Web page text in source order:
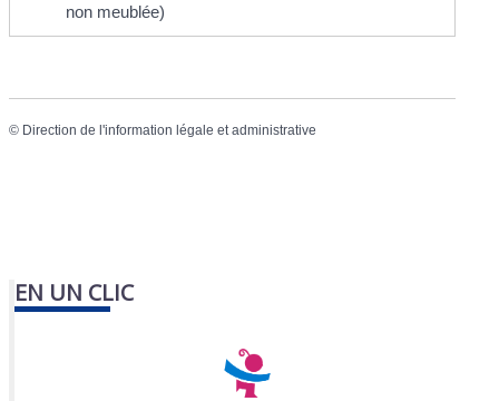
non meublée)
© Direction de l'information légale et administrative
EN UN CLIC